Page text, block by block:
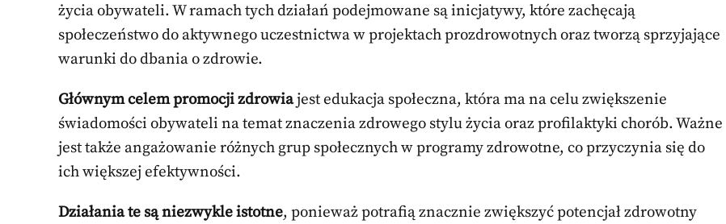
życia obywateli. W ramach tych działań podejmowane są inicjatywy, które zachęcają
społeczeństwo do aktywnego uczestnictwa w projektach prozdrowotnych oraz tworzą sprzyjające
warunki do dbania o zdrowie.
Głównym celem promocji zdrowiajest edukacja społeczna, która ma na celu zwiększenie
świadomości obywateli na temat znaczenia zdrowego stylu życia oraz profilaktyki chorób. Ważne
jest także angażowanie różnych grup społecznych w programy zdrowotne, co przyczynia się do
ich większej efektywności.
Działania te są niezwykle istotne, ponieważ potrafią znacznie zwiększyć potencjał zdrowotny